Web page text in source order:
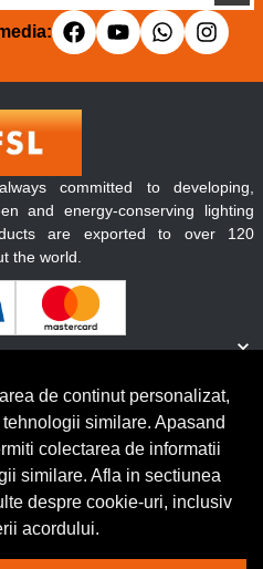
committed to developing,
and energy-conserving lighting
are exported to over 120
the world.
Toate drepturile rezervate.
de continut personalizat,
similare. Apasand
colectarea de informatii
similare. Afla in sectiunea
despre cookie-uri, inclusiv
acordului.